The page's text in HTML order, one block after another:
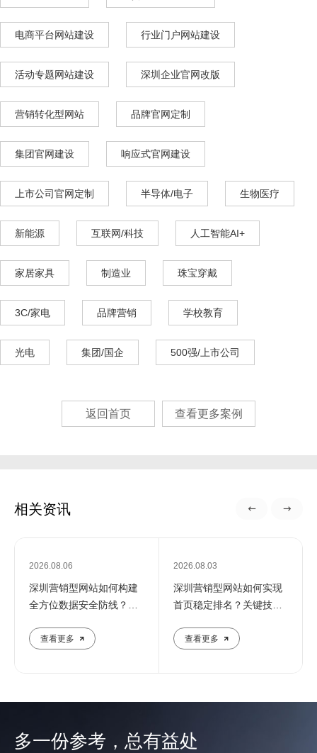
电商平台网站建设 行业门户网站建设
活动专题网站建设 深圳企业官网改版
营销转化型网站 品牌官网定制
集团官网建设 响应式官网建设
上市公司官网定制 半导体/电子 生物医疗
新能源 互联网/科技 人工智能AI+
家居家具 制造业 珠宝穿戴
3C/家电 品牌营销 学校教育
光电 集团/国企 500强/上市公司
返回首页 查看更多案例
相关资讯
2026.08.06
深圳营销型网站如何构建
全方位数据安全防线？专
查看更多
2026.08.03
深圳营销型网站如何实现
首页稳定排名？关键技巧
查看更多
多一份参考，总有益处